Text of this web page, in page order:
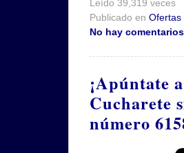
Leído 39,319 veces
Publicado en Ofertas
No hay
¡Apúntate
Cucharete
número